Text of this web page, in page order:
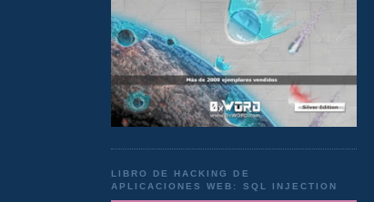
LIBRO DE HACKING DE
APLICACIONES WEB: SQL INJECTION